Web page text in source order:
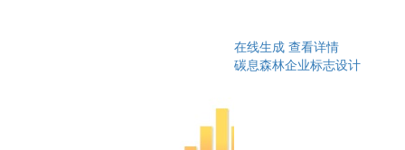
在线生成 查看详情
碳息森林企业标志设计